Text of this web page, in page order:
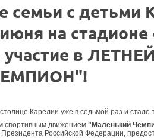
с детьми
на
участие в
Карелии уже в седьмой раз и стало
спортивным движением "Маленький
Российской Федерации,